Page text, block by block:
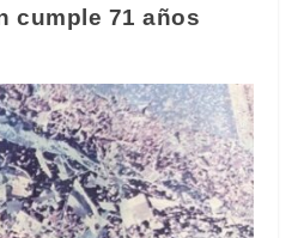
cumple 71 años